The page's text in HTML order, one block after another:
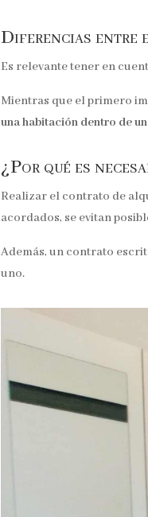
Diferencias entre
Es relevante tener en
Mientras que el primero
una habitación dentro de
¿Por qué es
Realizar el contrato de
acordados, se evitan
Además, un contrato
uno.